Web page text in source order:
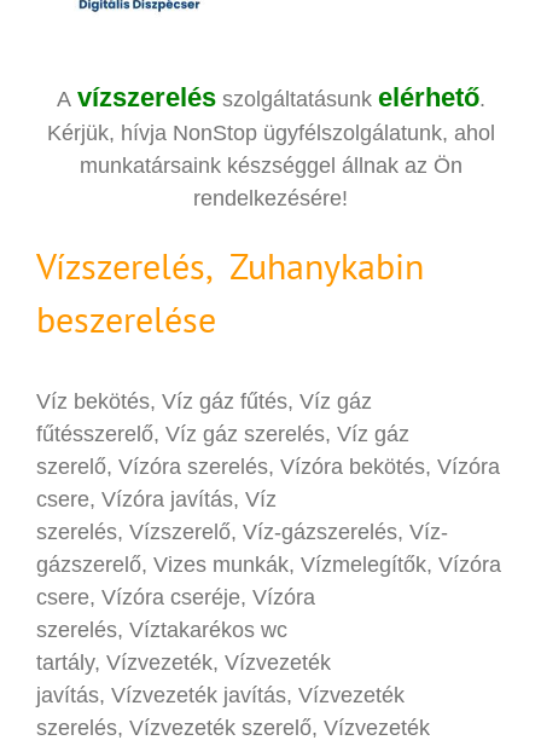
A vízszerelés szolgáltatásunk elérhető.
Kérjük, hívja NonStop ügyfélszolgálatunk, ahol
munkatársaink készséggel állnak az Ön
rendelkezésére!
Vízszerelés, Zuhanykabin
beszerelése
Víz bekötés, Víz gáz fűtés, Víz gáz
fűtésszerelő, Víz gáz szerelés, Víz gáz
szerelő, Vízóra szerelés, Vízóra bekötés, Vízóra
csere, Vízóra javítás, Víz
szerelés, Vízszerelő, Víz-gázszerelés, Víz-
gázszerelő, Vizes munkák, Vízmelegítők, Vízóra
csere, Vízóra cseréje, Vízóra
szerelés, Víztakarékos wc
tartály, Vízvezeték, Vízvezeték
javítás, Vízvezeték javítás, Vízvezeték
szerelés, Vízvezeték szerelő, Vízvezeték